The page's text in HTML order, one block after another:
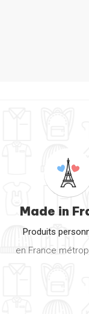
Made in
Produits
en France